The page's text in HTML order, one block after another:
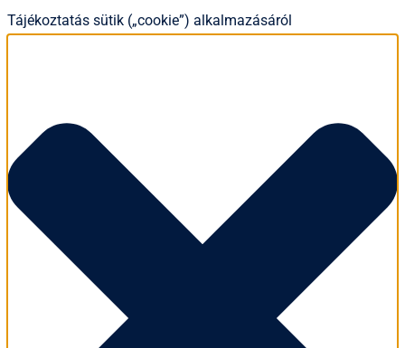
Tájékoztatás sütik („cookie”) alkalmazásáról